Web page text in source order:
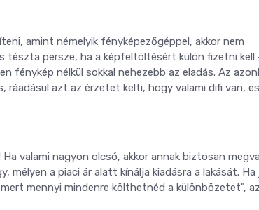
amint némelyik fényképezőgéppel, akkor nem
persze, ha a képfeltöltésért külön fizetni kell
fénykép nélkül sokkal nehezebb az eladás. Az
ráadásul azt az érzetet kelti, hogy valami difi van,
valami nagyon olcsó, akkor annak biztosan
mélyen a piaci ár alatt kínálja kiadásra a lakását.
mennyi mindenre költhetnéd a különbözetet",